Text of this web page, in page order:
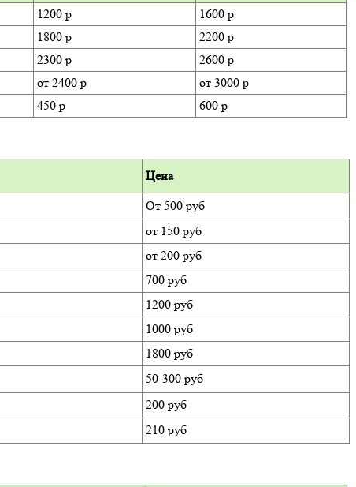
1200 р
1600 р
1800 р
2200 р
2300 р
2600 р
от 2400 р
от 3000 р
450 р 600 р
Цена
От 500 руб
от 150 руб
от 200 руб
700 руб
1200 руб
1000 руб
1800 руб
50-300 руб
200 руб
210 руб